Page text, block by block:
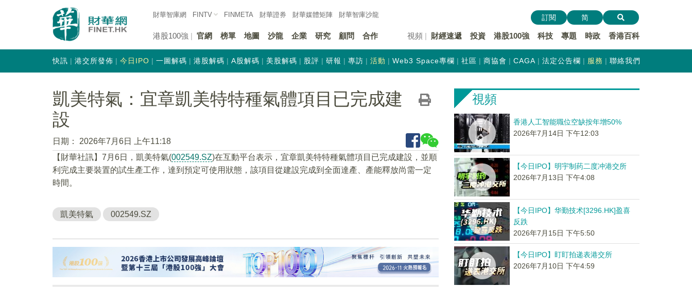
財華智庫網 FINTV FINMETA 財華證券 財華媒體矩陣 財華智庫沙龍
港股100強 官網 榜單 地圖 沙龍 企業 研究 顧問 合作 視頻 財經速遞 投資 港股100強 科技 專題 時政 香港百科
訂閱 简
快訊 港交所發佈 今日IPO 一圖解碼 港股解碼 A股解碼 美股解碼 股評 研報 專訪 活動 Web3 Space專欄 社區 商協會 CAGA 法定公告欄 服務 聯絡我們
凱美特氣：宜章凱美特特種氣體項目已完成建
設
日期：
2026年7月6日 上午11:18
【財華社訊】7月6日，凱美特氣(002549.SZ)在互動平台表示，宜章凱美特特種氣體項目已完成建設，並順
利完成主要裝置的試生產工作，達到預定可使用狀態，該項目從建設完成到全面達產、產能釋放尚需一定
時間。
凱美特氣 002549.SZ
視頻
香港人工智能職位空缺按年增50%
2026年7月14日 下午12:03
【今日IPO】明宇制药二度冲港交所
2026年7月13日 下午4:08
【今日IPO】华勤技术[3296.HK]盈喜
反跌
2026年7月15日 下午5:50
【今日IPO】盯盯拍递表港交所
2026年7月10日 下午4:59